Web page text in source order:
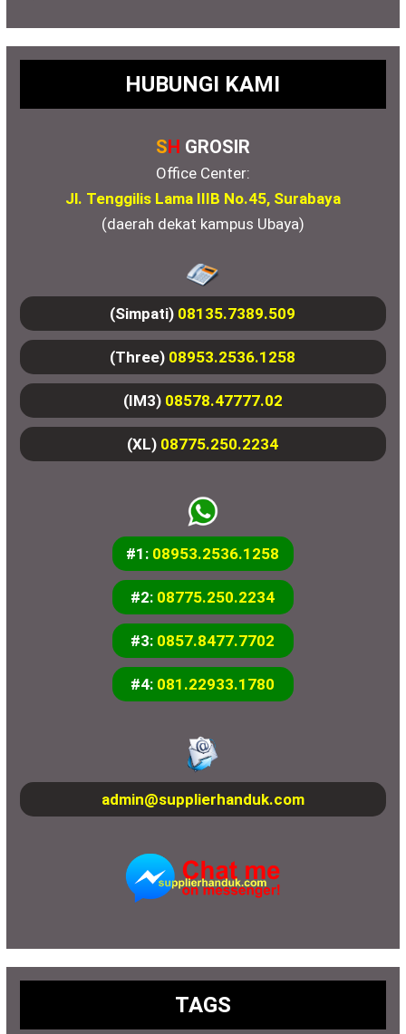
HUBUNGI KAMI
SH GROSIR
Office Center:
Jl. Tenggilis Lama IIIB No.45, Surabaya
(daerah dekat kampus Ubaya)
(Simpati) 08135.7389.509
(Three) 08953.2536.1258
(IM3) 08578.47777.02
(XL) 08775.250.2234
#1: 08953.2536.1258
#2: 08775.250.2234
#3: 0857.8477.7702
#4: 081.22933.1780
admin@supplierhanduk.com
TAGS